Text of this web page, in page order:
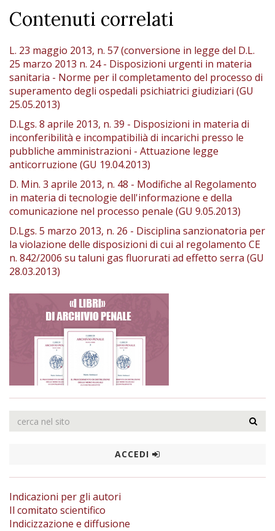
Contenuti correlati
L. 23 maggio 2013, n. 57 (conversione in legge del D.L.
25 marzo 2013 n. 24 - Disposizioni urgenti in materia
sanitaria - Norme per il completamento del processo di
superamento degli ospedali psichiatrici giudiziari (GU
25.05.2013)
D.Lgs. 8 aprile 2013, n. 39 - Disposizioni in materia di
inconferibilità e incompatibilià di incarichi presso le
pubbliche amministrazioni - Attuazione legge
anticorruzione (GU 19.04.2013)
D. Min. 3 aprile 2013, n. 48 - Modifiche al Regolamento
in materia di tecnologie dell'informazione e della
comunicazione nel processo penale (GU 9.05.2013)
D.Lgs. 5 marzo 2013, n. 26 - Disciplina sanzionatoria per
la violazione delle disposizioni di cui al regolamento CE
n. 842/2006 su taluni gas fluorurati ad effetto serra (GU
28.03.2013)
ACCEDI
Indicazioni per gli autori
Il comitato scientifico
Indicizzazione e diffusione